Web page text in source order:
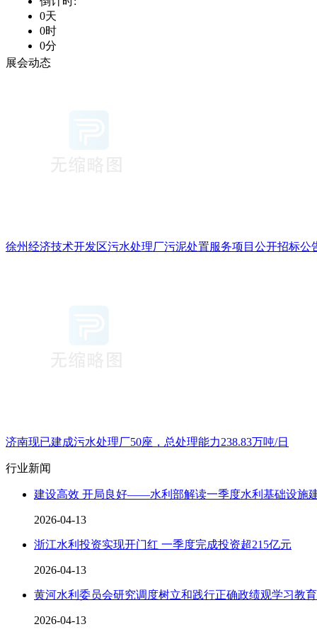
展会动态
徐州经济技术开发区污水处理厂污泥处置服务项目公开招标公
济南现已建成污水处理厂50座，总处理能力238.83万吨/日
行业新闻
建设高效 开局良好——水利部解读一季度水利基础设施
2026-04-13
浙江水利投资实现开门红 一季度完成投资超215亿元
2026-04-13
黄河水利委员会研究调度树立和践行正确政绩观学习教
2026-04-13